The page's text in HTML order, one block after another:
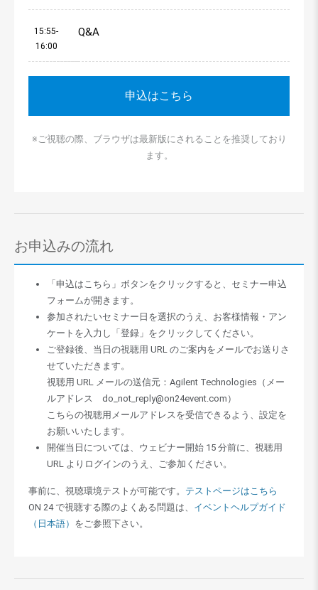
15:55-
16:00
Q&A
申込はこちら
※ご視聴の際、ブラウザは最新版にされることを推奨しており
ます。
お申込みの流れ
「申込はこちら」ボタンをクリックすると、セミナー申込
フォームが開きます。
参加されたいセミナー日を選択のうえ、お客様情報・アン
ケートを入力し「登録」をクリックしてください。
ご登録後、当日の視聴用 URL のご案内をメールでお送りさ
せていただきます。
視聴用 URL メールの送信元：Agilent Technologies（メー
ルアドレス do_not_reply@on24event.com）
こちらの視聴用メールアドレスを受信できるよう、設定を
お願いいたします。
開催当日については、ウェビナー開始 15 分前に、視聴用
URL よりログインのうえ、ご参加ください。
事前に、視聴環境テストが可能です。 テストページはこちら
ON 24 で視聴する際のよくある問題は、 イベントヘルプガイド
（日本語） をご参照下さい。